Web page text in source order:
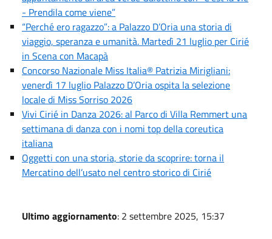
- Prendila come viene”
“Perché ero ragazzo”: a Palazzo D’Oria una storia di
viaggio, speranza e umanità. Martedì 21 luglio per Cirié
in Scena con Macapà
Concorso Nazionale Miss Italia® Patrizia Mirigliani:
venerdì 17 luglio Palazzo D’Oria ospita la selezione
locale di Miss Sorriso 2026
Vivi Cirié in Danza 2026: al Parco di Villa Remmert una
settimana di danza con i nomi top della coreutica
italiana
Oggetti con una storia, storie da scoprire: torna il
Mercatino dell’usato nel centro storico di Cirié
Ultimo aggiornamento: 2 settembre 2025, 15:37